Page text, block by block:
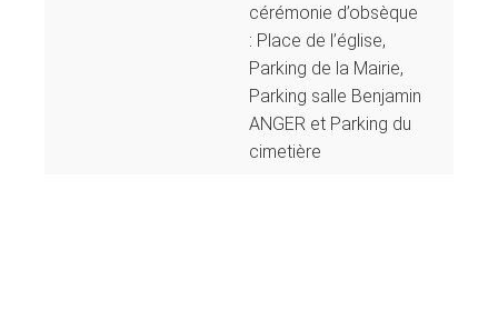
cérémonie d’obsèque
: Place de l’église,
Parking de la Mairie,
Parking salle Benjamin
ANGER et Parking du
cimetière